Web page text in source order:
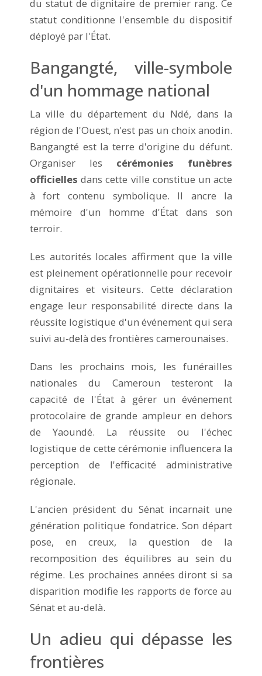
du statut de dignitaire de premier rang. Ce
statut conditionne l'ensemble du dispositif
déployé par l'État.
Bangangté, ville-symbole
d'un hommage national
La ville du département du Ndé, dans la
région de l'Ouest, n'est pas un choix anodin.
Bangangté est la terre d'origine du défunt.
Organiser les cérémonies funèbres
officielles dans cette ville constitue un acte
à fort contenu symbolique. Il ancre la
mémoire d'un homme d'État dans son
terroir.
Les autorités locales affirment que la ville
est pleinement opérationnelle pour recevoir
dignitaires et visiteurs. Cette déclaration
engage leur responsabilité directe dans la
réussite logistique d'un événement qui sera
suivi au-delà des frontières camerounaises.
Dans les prochains mois, les funérailles
nationales du Cameroun testeront la
capacité de l'État à gérer un événement
protocolaire de grande ampleur en dehors
de Yaoundé. La réussite ou l'échec
logistique de cette cérémonie influencera la
perception de l'efficacité administrative
régionale.
L'ancien président du Sénat incarnait une
génération politique fondatrice. Son départ
pose, en creux, la question de la
recomposition des équilibres au sein du
régime. Les prochaines années diront si sa
disparition modifie les rapports de force au
Sénat et au-delà.
Un adieu qui dépasse les
frontières